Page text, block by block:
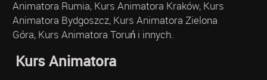
Animatora Rumia, Kurs Animatora Kraków, Kurs
Animatora Bydgoszcz, Kurs Animatora Zielona
Góra, Kurs Animatora Toruń i innych.
Kurs Animatora